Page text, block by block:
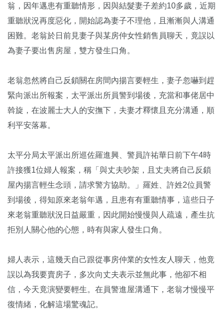
翁，因年邁患有重聽情形，因與結髮妻子差約10多歲，近期
重聽狀況再度惡化，開始認為妻子不理他，且漸漸與人溝通
困難。老翁於日前見妻子與某房仲女性銷售員聊天，竟誤以
為妻子要出售房屋，雙方發生口角。
老翁忽然將自己反鎖關在房間內揚言要輕生，妻子忽嚇到趕
緊向派出所報案，太平派出所員警到場後，充當和事佬居中
斡旋，在波麗士大人的安撫下，夫妻才釋懷且充分溝通，順
利平安落幕。
太平分局太平派出所巡佐羅進興、警員許祐華日前下午4時
許接獲1位婦人報案，稱「與丈夫吵架，且丈夫將自己反鎖
屋內揚言輕生念頭，請求警方協助。」羅姓、許姓2位員警
到場後，得知原來老翁年邁，且患有有重聽情事，這些日子
來老翁重聽狀況日益嚴重，因此開始慢慢與人疏遠，產生抗
拒別人關心他的心態，時有與家人發生口角。
婦人表示，這幾天自己跟從事房仲業的女性友人聊天，他竟
誤以為我要賣房子，多次向丈夫表示並無此事，他卻不相
信，今天竟演變要輕生。在員警進屋溝通下，老翁才慢慢平
復情緒，化解這場驚魂記。